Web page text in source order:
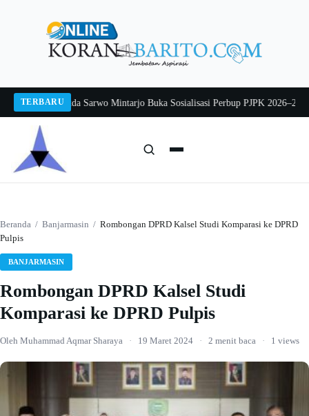
TERBARU
2026Pj Sekda Sarwo Mintarjo Buka Sosialisasi Perbup PJPK 2026–2030
Beranda / Banjarmasin / Rombongan DPRD Kalsel Studi Komparasi ke DPRD
Pulpis
BANJARMASIN
Rombongan DPRD Kalsel Studi
Komparasi ke DPRD Pulpis
Oleh Muhammad Aqmar Sharaya · 19 Maret 2024 · 2 menit baca · 1 views